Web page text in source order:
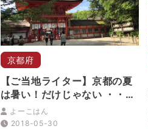
京都府
【ご当地ライター】京都の夏
は暑い！だけじゃない ・・・
涼やかな「避暑地 お散歩コー
ス」 お教えします
よーこはん
2018-05-30